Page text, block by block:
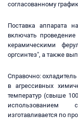
согласованному
Поставка аппарата
включать
керамическими
оргсинтез", а также
Справочно:
в агрессивных
температур (свыше
использованием
изготавливается по